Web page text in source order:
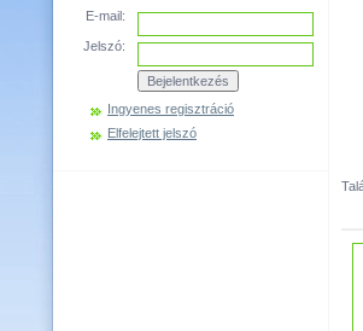
E-mail:
Jelszó:
Ingyenes regisztráció
Elfelejtett jelszó